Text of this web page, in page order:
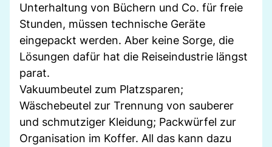
Unterhaltung von Büchern und Co. für freie
Stunden, müssen technische Geräte
eingepackt werden. Aber keine Sorge, die
Lösungen dafür hat die Reiseindustrie längst
parat.
Vakuumbeutel zum Platzsparen;
Wäschebeutel zur Trennung von sauberer
und schmutziger Kleidung; Packwürfel zur
Organisation im Koffer. All das kann dazu